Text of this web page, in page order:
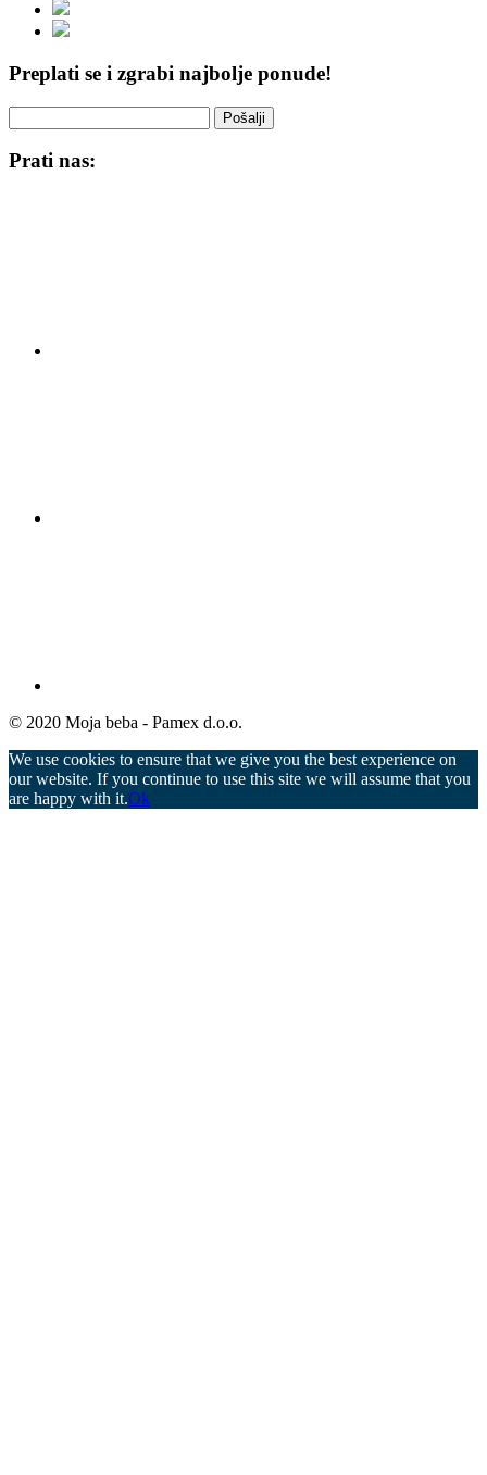
Preplati se i zgrabi najbolje ponude!
Pošalji
Prati nas:
© 2020 Moja beba - Pamex d.o.o.
We use cookies to ensure that we give you the best experience on
our website. If you continue to use this site we will assume that you
are happy with it.Ok